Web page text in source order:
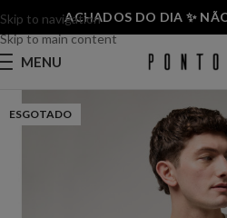
Skip to navigation
Skip to main content
ACHADOS DO DIA ✨
MENU
ESGOTADO